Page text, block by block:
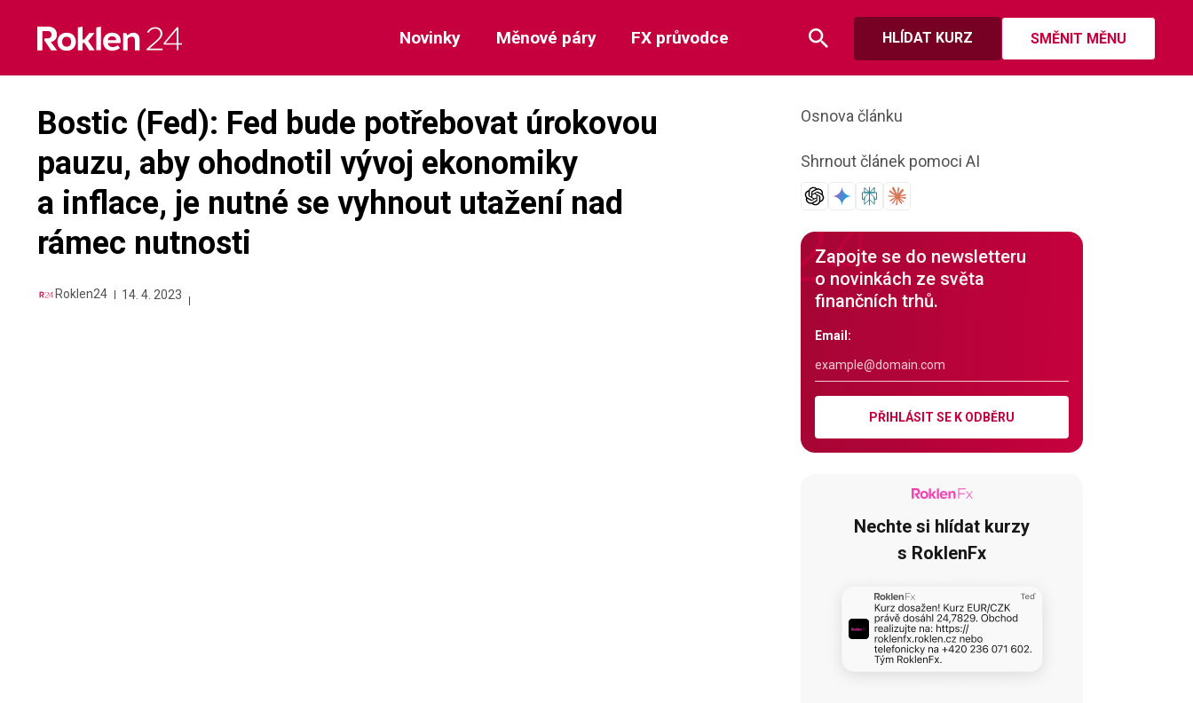
content
HLÍDAT KURZ SMĚNIT MĚNU
Novinky Měnové páry FX průvodce
Bostic (Fed): Fed bude potřebovat úrokovou
pauzu, aby ohodnotil vývoj ekonomiky
a inflace, je nutné se vyhnout utažení nad
rámec nutnosti
Roklen24 14. 4. 2023
Osnova článku
Shrnout článek pomoci AI
Zapojte se do newsletteru
o novinkách ze světa
finančních trhů.
Email:
PŘIHLÁSIT SE K ODBĚRU
Nechte si hlídat kurzy
s RoklenFx